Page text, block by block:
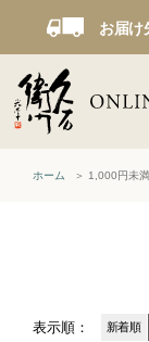
お届
ホーム 1,000円未満
表示順： 新着順